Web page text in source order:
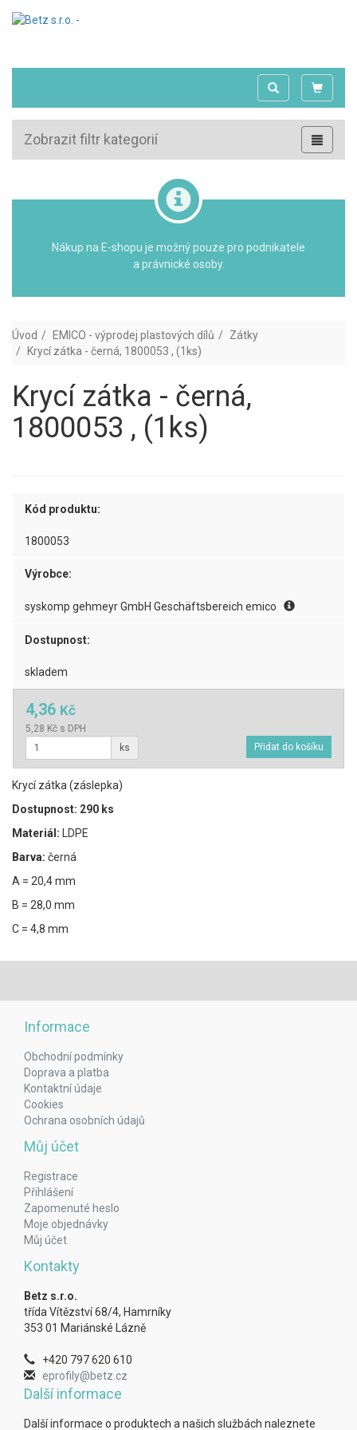
Zobrazit filtr kategorií
Nákup na E-shopu je možný pouze pro podnikatele
a právnické osoby.
Úvod EMICO - výprodej plastových dílů
Zátky
Krycí zátka - černá, 1800053 , (1ks)
Krycí zátka - černá,
1800053 , (1ks)
Kód produktu:
1800053
Výrobce:
syskomp gehmeyr GmbH Geschäftsbereich emico
Dostupnost:
skladem
4,36 Kč
5,28 Kč s DPH
ks
Krycí zátka (záslepka)
Dostupnost: 290 ks
Materiál:
LDPE
Barva: černá
A = 20,4 mm
B = 28,0 mm
C = 4,8 mm
Informace
Obchodní podmínky
Doprava a platba
Kontaktní údaje
Cookies
Ochrana osobních údajů
Můj účet
Registrace
Přihlášení
Zapomenuté heslo
Moje objednávky
Můj účet
Kontakty
Betz s.r.o.
třída Vítězství 68/4, Hamrníky
353 01 Mariánské Lázně
+420 797 620 610
eprofily@betz.cz
Další informace
Další informace o produktech a našich službách naleznete